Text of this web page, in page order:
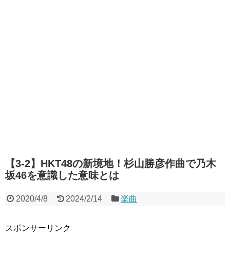
【3-2】HKT48の新境地！杉山勝彦作曲で乃木
坂46を意識した意味とは
2020/4/8 2024/2/14 楽曲
スポンサーリンク